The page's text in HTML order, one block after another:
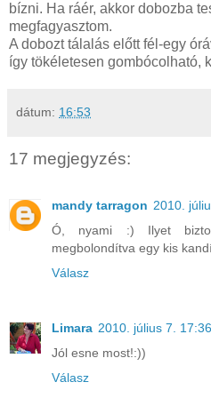
bízni. Ha ráér, akkor dobozba
megfagyasztom.
A dobozt tálalás előtt fél-egy
így tökéletesen gombócolható,
dátum: 16:53
17 megjegyzés:
mandy tarragon 2010.
Ó, nyami :) Ilyet
megbolondítva egy kis
Válasz
Limara 2010. július 7. 17:36
Jól esne most!:))
Válasz